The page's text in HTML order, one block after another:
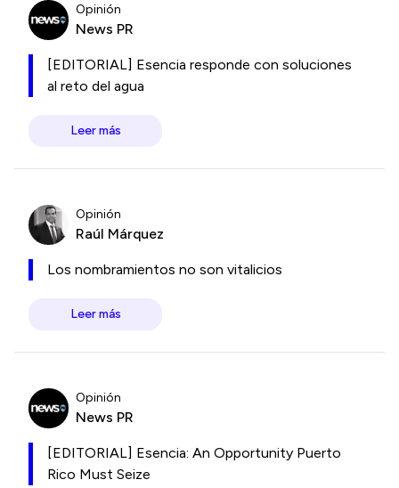
Opinión
News PR
[EDITORIAL] Esencia responde con soluciones
al reto del agua
Leer más
Opinión
Raúl Márquez
Los nombramientos no son vitalicios
Leer más
Opinión
News PR
[EDITORIAL] Esencia: An Opportunity Puerto
Rico Must Seize